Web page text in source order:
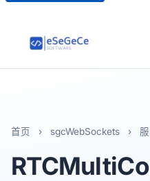
首页 › sgcWebSockets ›